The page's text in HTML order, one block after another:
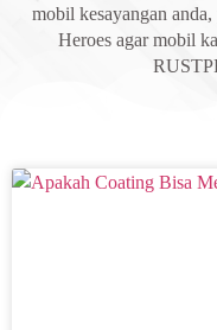
mobil kesayangan
Heroes agar mobil